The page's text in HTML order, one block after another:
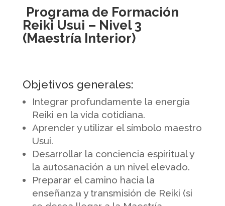
Programa de Formación
Reiki Usui – Nivel 3
(Maestría Interior)
Objetivos generales:
Integrar profundamente la energía
Reiki en la vida cotidiana.
Aprender y utilizar el símbolo maestro
Usui.
Desarrollar la conciencia espiritual y
la autosanación a un nivel elevado.
Preparar el camino hacia la
enseñanza y transmisión de Reiki (si